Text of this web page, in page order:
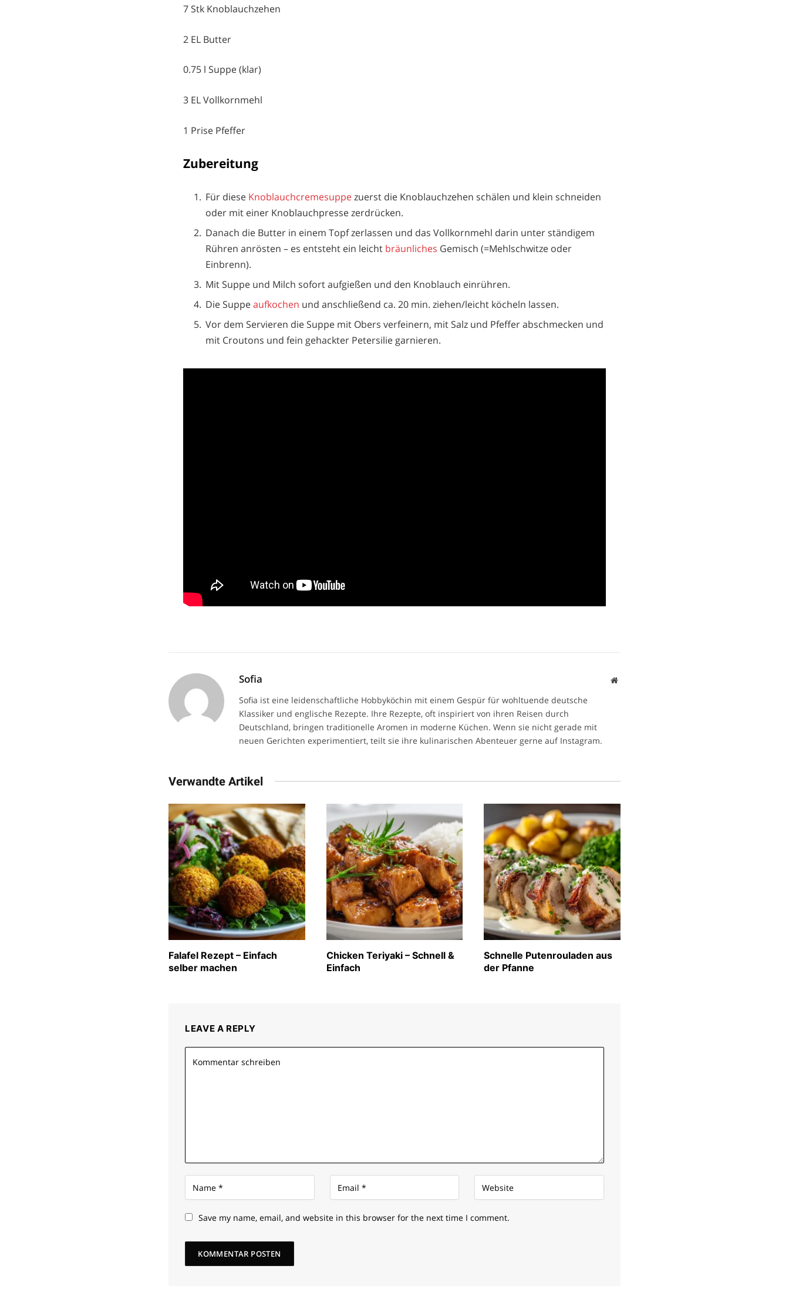
7 Stk Knoblauchzehen
2 EL Butter
0.75 l Suppe (klar)
3 EL Vollkornmehl
1 Prise Pfeffer
Zubereitung
Für diese Knoblauchcremesuppezuerst die Knoblauchzehen schälen und klein schneiden
oder mit einer Knoblauchpresse zerdrücken.
Danach die Butter in einem Topf zerlassen und das Vollkornmehl darin unter ständigem
Rühren anrösten – es entsteht ein leicht bräunliches Gemisch (=Mehlschwitze oder
Einbrenn).
Mit Suppe und Milch sofort aufgießen und den Knoblauch einrühren.
Die Suppeaufkochen und anschließend ca. 20 min. ziehen/leicht köcheln lassen.
Vor dem Servieren die Suppe mit Obers verfeinern, mit Salz und Pfeffer abschmecken und
mit Croutons und fein gehackter Petersilie garnieren.
Sofia Website
Sofia ist eine leidenschaftliche Hobbyköchin mit einem Gespür für wohltuende deutsche
Klassiker und englische Rezepte. Ihre Rezepte, oft inspiriert von ihren Reisen durch
Deutschland, bringen traditionelle Aromen in moderne Küchen. Wenn sie nicht gerade mit
neuen Gerichten experimentiert, teilt sie ihre kulinarischen Abenteuer gerne auf Instagram.
Verwandte Artikel
Falafel Rezept – Einfach
selber machen
Chicken Teriyaki – Schnell &
Einfach
Schnelle Putenrouladen aus
der Pfanne
LEAVE A REPLY
Save my name, email, and website in this browser for the next time I comment.